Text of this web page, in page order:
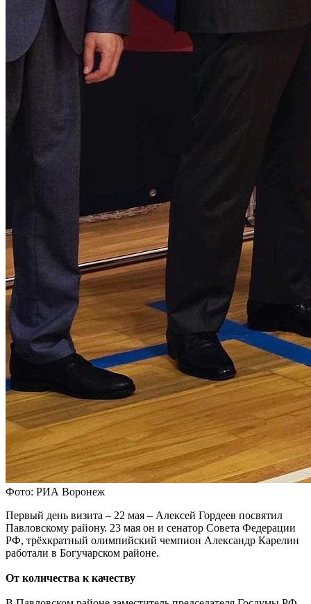
Фото: РИА Воронеж
Первый день визита – 22 мая – Алексей Гордеев посвятил
Павловскому району. 23 мая он и сенатор Совета Федерации
РФ, трёхкратный олимпийский чемпион Александр Карелин
работали в Богучарском районе.
От количества к качеству